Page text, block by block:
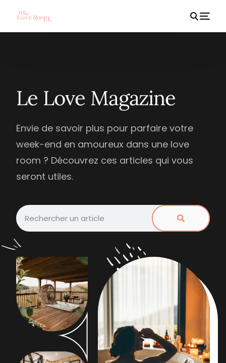
Le Love Magazine
Envie de savoir plus pour parfaire votre
week-end en amoureux dans une love
room ? Découvrez ces articles qui vous
seront utiles.